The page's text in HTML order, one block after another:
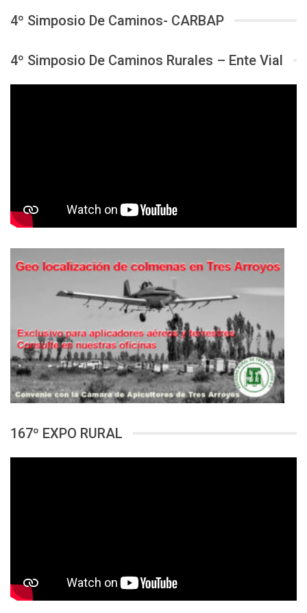
4º Simposio De Caminos- CARBAP
4º Simposio De Caminos Rurales – Ente Vial
167º EXPO RURAL